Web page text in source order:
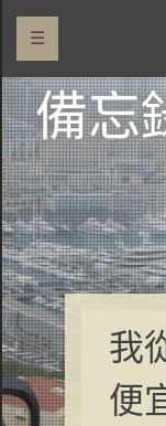
☰
備忘
我
便